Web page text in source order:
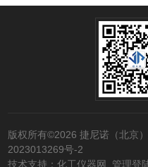
版权所有©2026 捷尼诺（北京
2023013269号-2
技术支持：化工仪器网 管理登